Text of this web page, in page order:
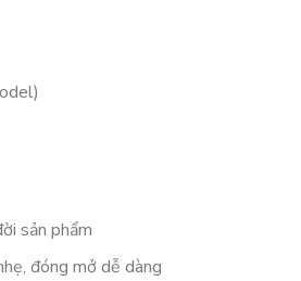
sản phẩm
đóng mở dễ dàng